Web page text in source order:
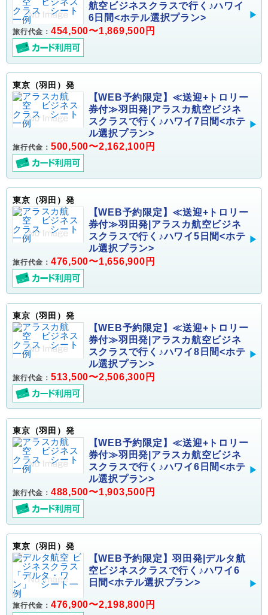
航空ビジネスクラスで行く♪ハワイ
6日間<ホテル選択プラン>
旅行代金： 454,500〜1,869,500円
東京（羽田）発
【WEB予約限定】≪送迎+トロリー
券付≫羽田発|アラスカ航空ビジネ
スクラスで行く♪ハワイ7日間<ホテ
ル選択プラン>
旅行代金： 500,500〜2,162,100円
東京（羽田）発
【WEB予約限定】≪送迎+トロリー
券付≫羽田発|アラスカ航空ビジネ
スクラスで行く♪ハワイ5日間<ホテ
ル選択プラン>
旅行代金： 476,500〜1,656,900円
東京（羽田）発
【WEB予約限定】≪送迎+トロリー
券付≫羽田発|アラスカ航空ビジネ
スクラスで行く♪ハワイ8日間<ホテ
ル選択プラン>
旅行代金： 513,500〜2,506,300円
東京（羽田）発
【WEB予約限定】≪送迎+トロリー
券付≫羽田発|アラスカ航空ビジネ
スクラスで行く♪ハワイ6日間<ホテ
ル選択プラン>
旅行代金： 488,500〜1,903,500円
東京（羽田）発
【WEB予約限定】羽田発|デルタ航
空ビジネスクラスで行く♪ハワイ6
日間<ホテル選択プラン>
旅行代金： 476,900〜2,198,800円